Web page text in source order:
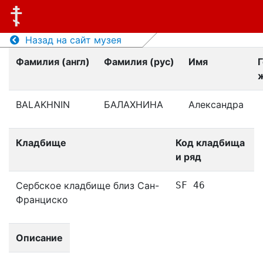
Назад на сайт музея
Фамилия (англ)
Фамилия (рус) Имя
BALAKHNIN БАЛАХНИНА Александра
Кладбище
Код кладбища
и ряд
Сербское кладбище близ Сан-
Франциско
SF 46
Описание